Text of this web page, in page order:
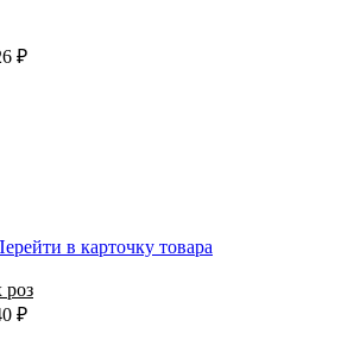
₽
в карточку товара
роз
₽